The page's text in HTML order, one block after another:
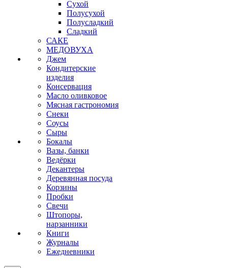
Сухой
Полусухой
Полусладкий
Сладкий
САКЕ
МЕДОВУХА
Джем
Кондитерские
изделия
Консервация
Масло оливковое
Мясная гастрономия
Снеки
Соусы
Сыры
Бокалы
Вазы, банки
Ведёрки
Декантеры
Деревянная посуда
Корзины
Пробки
Свечи
Штопоры,
нарзанники
Книги
Журналы
Ежедневники